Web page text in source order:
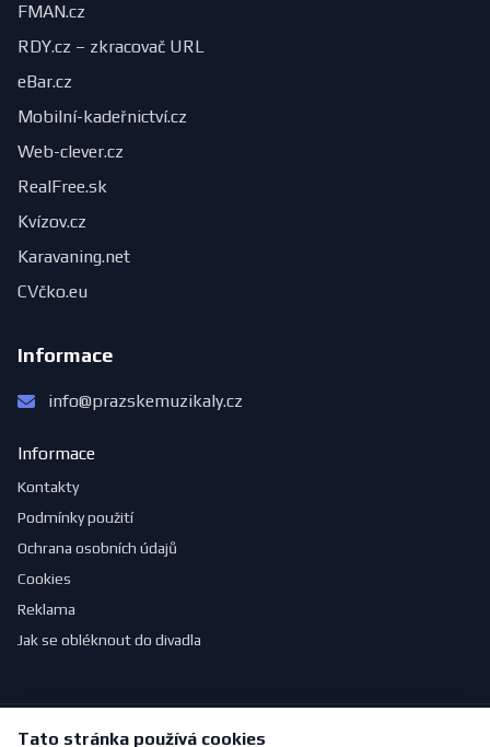
FMAN.cz
RDY.cz – zkracovač URL
eBar.cz
Mobilní-kadeřnictví.cz
Web-clever.cz
RealFree.sk
Kvízov.cz
Karavaning.net
CVčko.eu
Informace
info@prazskemuzikaly.cz
Informace
Kontakty
Podmínky použití
Ochrana osobních údajů
Cookies
Reklama
Jak se obléknout do divadla
© 2026 PražskéMuzikály.cz. Všechna práva vyhrazena.
Tato stránka používá cookies